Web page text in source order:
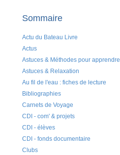
Sommaire
Actu du Bateau Livre
Actus
Astuces & Méthodes pour apprendre
Astuces & Relaxation
Au fil de l'eau : fiches de lecture
Bibliographies
Carnets de Voyage
CDI - com' & projets
CDI - élèves
CDI - fonds documentaire
Clubs